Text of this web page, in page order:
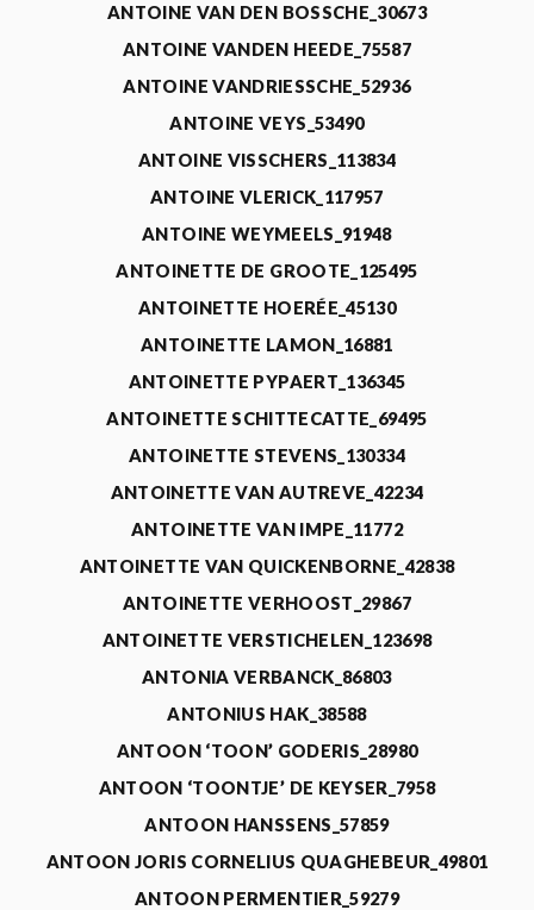
ANTOINE VAN DEN BOSSCHE_30673
ANTOINE VANDEN HEEDE_75587
ANTOINE VANDRIESSCHE_52936
ANTOINE VEYS_53490
ANTOINE VISSCHERS_113834
ANTOINE VLERICK_117957
ANTOINE WEYMEELS_91948
ANTOINETTE DE GROOTE_125495
ANTOINETTE HOERÉE_45130
ANTOINETTE LAMON_16881
ANTOINETTE PYPAERT_136345
ANTOINETTE SCHITTECATTE_69495
ANTOINETTE STEVENS_130334
ANTOINETTE VAN AUTREVE_42234
ANTOINETTE VAN IMPE_11772
ANTOINETTE VAN QUICKENBORNE_42838
ANTOINETTE VERHOOST_29867
ANTOINETTE VERSTICHELEN_123698
ANTONIA VERBANCK_86803
ANTONIUS HAK_38588
ANTOON ‘TOON’ GODERIS_28980
ANTOON ‘TOONTJE’ DE KEYSER_7958
ANTOON HANSSENS_57859
ANTOON JORIS CORNELIUS QUAGHEBEUR_49801
ANTOON PERMENTIER_59279